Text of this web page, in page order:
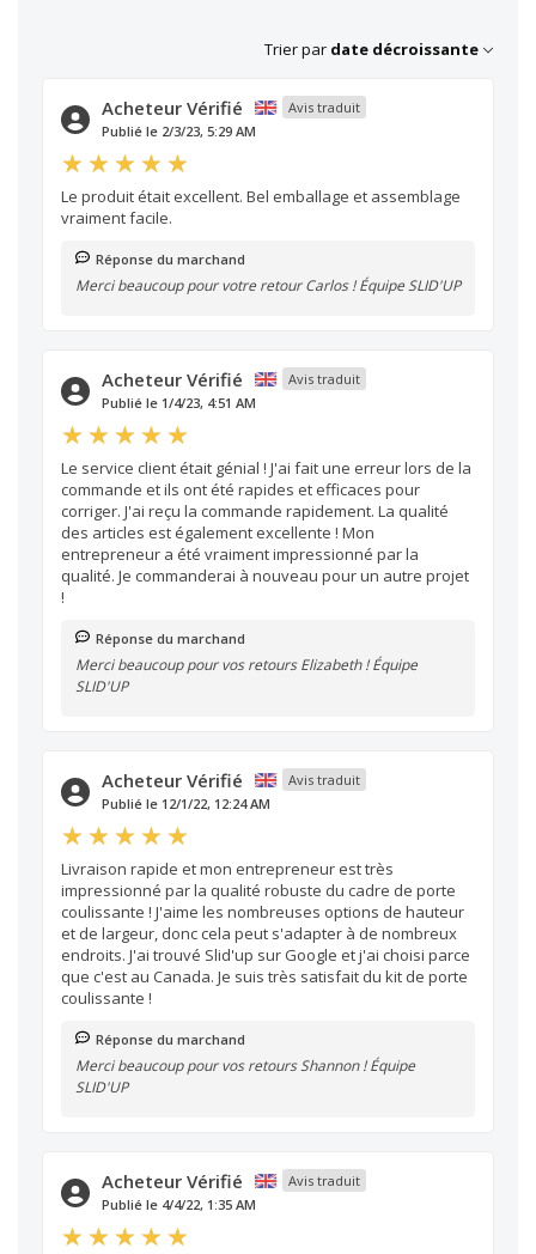
Trier par date décroissante
Acheteur Vérifié
Avis traduit
Publié le 2/3/23, 5:29 AM
Le produit était excellent. Bel emballage et assemblage
vraiment facile.
Réponse du marchand
Merci beaucoup pour votre retour Carlos ! Équipe SLID'UP
Acheteur Vérifié
Avis traduit
Publié le 1/4/23, 4:51 AM
Le service client était génial ! J'ai fait une erreur lors de la
commande et ils ont été rapides et efficaces pour
corriger. J'ai reçu la commande rapidement. La qualité
des articles est également excellente ! Mon
entrepreneur a été vraiment impressionné par la
qualité. Je commanderai à nouveau pour un autre projet
!
Réponse du marchand
Merci beaucoup pour vos retours Elizabeth ! Équipe
SLID'UP
Acheteur Vérifié
Avis traduit
Publié le 12/1/22, 12:24 AM
Livraison rapide et mon entrepreneur est très
impressionné par la qualité robuste du cadre de porte
coulissante ! J'aime les nombreuses options de hauteur
et de largeur, donc cela peut s'adapter à de nombreux
endroits. J'ai trouvé Slid'up sur Google et j'ai choisi parce
que c'est au Canada. Je suis très satisfait du kit de porte
coulissante !
Réponse du marchand
Merci beaucoup pour vos retours Shannon ! Équipe
SLID'UP
Acheteur Vérifié
Avis traduit
Publié le 4/4/22, 1:35 AM